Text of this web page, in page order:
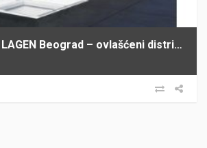
Krovni prozori LAGEN Beograd – ovlašćeni distributer FAKRO za Srbiju